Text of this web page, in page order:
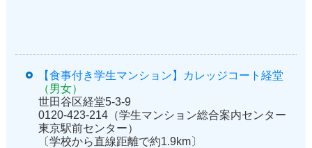
【食事付き学生マンション】カレッジコート経堂
（男女）
世田谷区経堂5-3-9
0120-423-214（学生マンション総合案内センター
東京駅前センター）
〔学校から直線距離で約1.9km〕